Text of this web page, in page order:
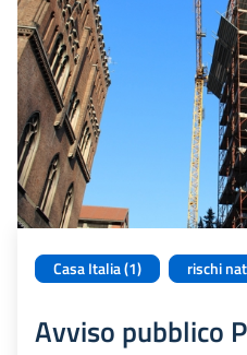
Casa Italia (1) rischi
Avviso pubblico